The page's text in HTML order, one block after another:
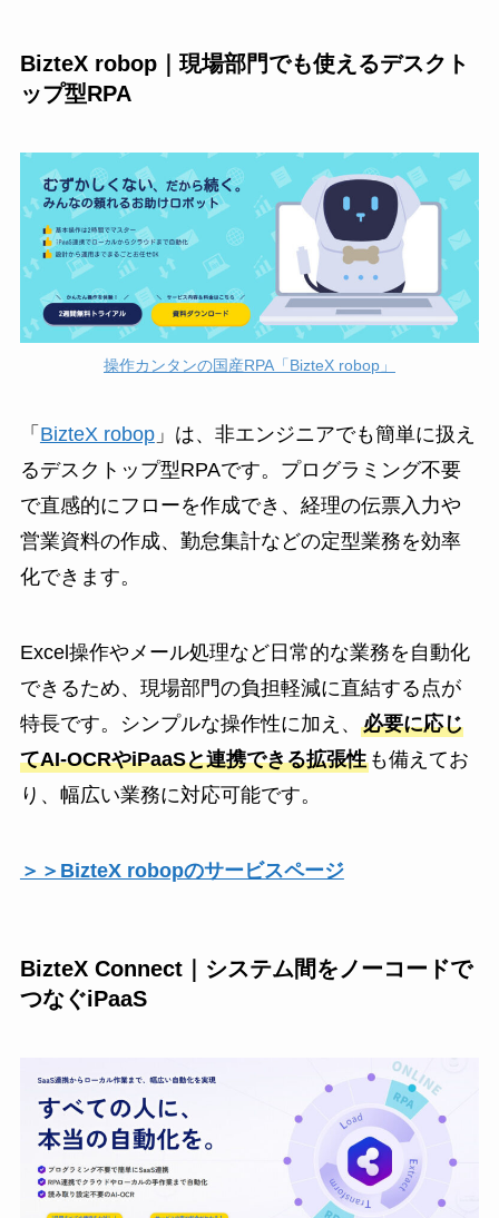
BizteX robop｜現場部門でも使えるデスクト
ップ型RPA
操作カンタンの国産RPA「BizteX robop」
「 BizteX robop」は、非エンジニアでも簡単に扱え
るデスクトップ型RPAです。プログラミング不要
で直感的にフローを作成でき、経理の伝票入力や
営業資料の作成、勤怠集計などの定型業務を効率
化できます。
Excel操作やメール処理など日常的な業務を自動化
できるため、現場部門の負担軽減に直結する点が
特長です。シンプルな操作性に加え、 必要に応じ
てAI-OCRやiPaaSと連携できる拡張性も備えてお
り、幅広い業務に対応可能です。
＞＞BizteX robopのサービスページ
BizteX Connect｜システム間をノーコードで
つなぐiPaaS